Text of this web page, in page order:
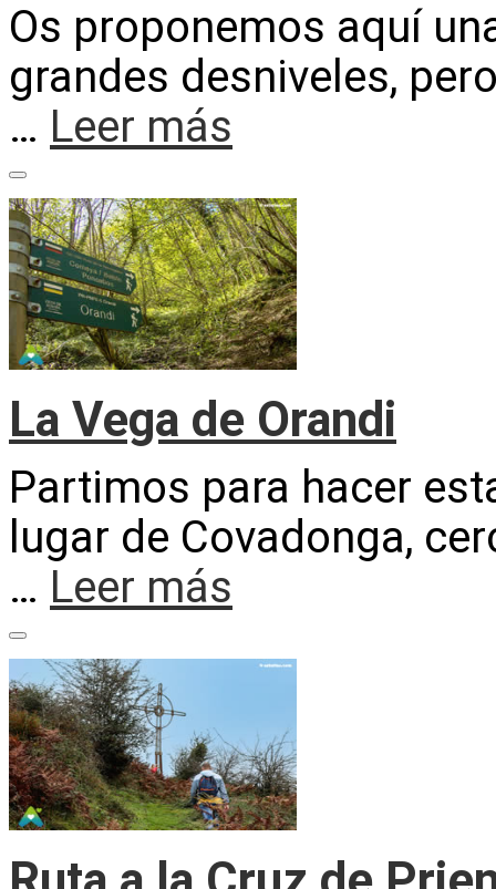
Os proponemos aquí
grandes desniveles,
… Leer más
La Vega de Orandi
Partimos para hacer
lugar de Covadonga,
… Leer más